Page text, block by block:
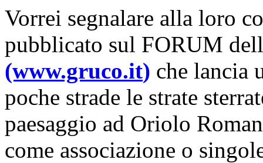
Vorrei segnalare alla loro
pubblicato sul FORUM
(www.gruco.it) che lancia
poche strade le strate
paesaggio ad Oriolo
come associazione o